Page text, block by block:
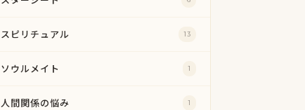
スピリチュアル 13
ソウルメイト 1
人間関係の悩み 1